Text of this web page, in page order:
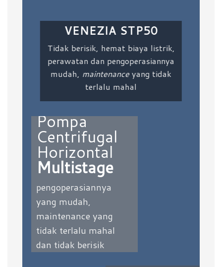
VENEZIA STP50
Tidak berisik, hemat biaya listrik,
perawatan dan pengoperasiannya
mudah, maintenanceyang tidak
terlalu mahal
Pompa
Centrifugal
Horizontal
Multistage
pengoperasiannya
yang mudah,
maintenance yang
tidak terlalu mahal
dan tidak berisik